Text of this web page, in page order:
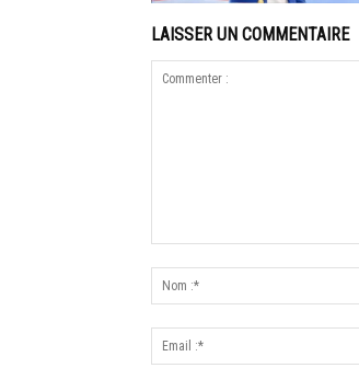
LAISSER UN COMMENTAIRE